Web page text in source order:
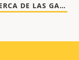
OBTENGA MÁS INFORMACIÓN ACERCA DE LAS GARANTÍAS DE AXIS